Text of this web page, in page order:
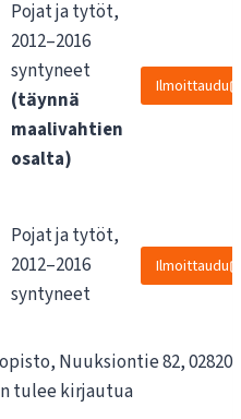
Pojat ja tytöt,
2012–2016
syntyneet
(täynnä
maalivahtien
osalta)
Ilmoittaudu
Pojat ja tytöt,
2012–2016
syntyneet
Ilmoittaudu
Nuuksiontie 82, 02820
tulee kirjautua